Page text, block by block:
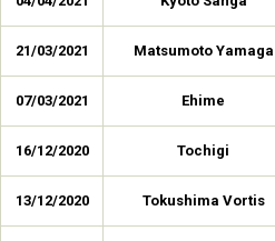
21/03/2021 Matsumoto Yamaga
07/03/2021 Ehime
16/12/2020 Tochigi
13/12/2020 Tokushima Vortis